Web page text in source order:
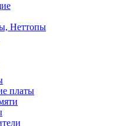
Неттопы
платы